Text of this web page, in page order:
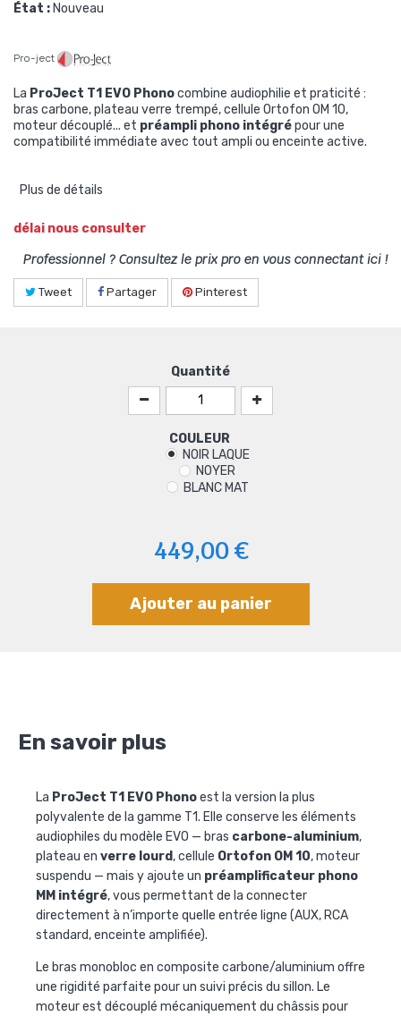
État :Nouveau
Pro-ject
La ProJect T1 EVO Phonocombine audiophilie et praticité :
bras carbone, plateau verre trempé, cellule Ortofon OM 10,
moteur découplé... et préampli phono intégrépour une
compatibilité immédiate avec tout ampli ou enceinte active.
Plus de détails
délai nous consulter
Professionnel ? Consultez le prix pro en vous connectant ici !
Tweet Partager Pinterest
Quantité
COULEUR
NOIR LAQUE
NOYER
BLANC MAT
449,00 €
Ajouter au panier
En savoir plus
La ProJect T1 EVO Phonoest la version la plus
polyvalente de la gamme T1. Elle conserve les éléments
audiophiles du modèle EVO — bras carbone-aluminium,
plateau en verre lourd, cellule Ortofon OM 10, moteur
suspendu — mais y ajoute un préamplificateur phono
MM intégré, vous permettant de la connecter
directement à n’importe quelle entrée ligne (AUX, RCA
standard, enceinte amplifiée).
Le bras monobloc en composite carbone/aluminium offre
une rigidité parfaite pour un suivi précis du sillon. Le
moteur est découplé mécaniquement du châssis pour